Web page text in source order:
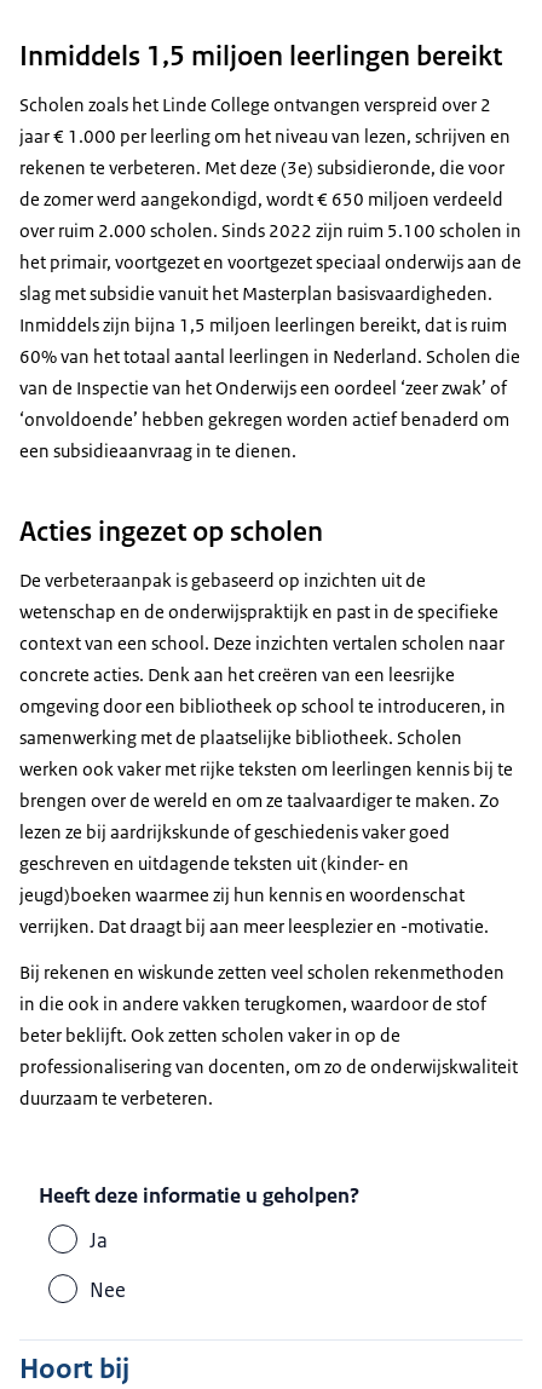
Inmiddels 1,5 miljoen leerlingen bereikt
Scholen zoals het Linde College ontvangen verspreid over 2
jaar € 1.000 per leerling om het niveau van lezen, schrijven en
rekenen te verbeteren. Met deze (3e) subsidieronde, die voor
de zomer werd aangekondigd, wordt € 650 miljoen verdeeld
over ruim 2.000 scholen. Sinds 2022 zijn ruim 5.100 scholen in
het primair, voortgezet en voortgezet speciaal onderwijs aan de
slag met subsidie vanuit het Masterplan basisvaardigheden.
Inmiddels zijn bijna 1,5 miljoen leerlingen bereikt, dat is ruim
60% van het totaal aantal leerlingen in Nederland. Scholen die
van de Inspectie van het Onderwijs een oordeel ‘zeer zwak’ of
‘onvoldoende’ hebben gekregen worden actief benaderd om
een subsidieaanvraag in te dienen.
Acties ingezet op scholen
De verbeteraanpak is gebaseerd op inzichten uit de
wetenschap en de onderwijspraktijk en past in de specifieke
context van een school. Deze inzichten vertalen scholen naar
concrete acties. Denk aan het creëren van een leesrijke
omgeving door een bibliotheek op school te introduceren, in
samenwerking met de plaatselijke bibliotheek. Scholen
werken ook vaker met rijke teksten om leerlingen kennis bij te
brengen over de wereld en om ze taalvaardiger te maken. Zo
lezen ze bij aardrijkskunde of geschiedenis vaker goed
geschreven en uitdagende teksten uit (kinder- en
jeugd)boeken waarmee zij hun kennis en woordenschat
verrijken. Dat draagt bij aan meer leesplezier en -motivatie.
Bij rekenen en wiskunde zetten veel scholen rekenmethoden
in die ook in andere vakken terugkomen, waardoor de stof
beter beklijft. Ook zetten scholen vaker in op de
professionalisering van docenten, om zo de onderwijskwaliteit
duurzaam te verbeteren.
Heeft deze informatie u geholpen?
Ja
Nee
Hoort bij